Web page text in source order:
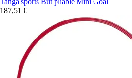
Tanga sports But pliable Mini Goal
187,51 €